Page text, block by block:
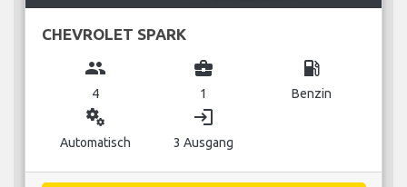
CHEVROLET SPARK
group
4
business_center
1
local_gas_station
Benzin
miscellaneous_services
Automatisch
login
3 Ausgang